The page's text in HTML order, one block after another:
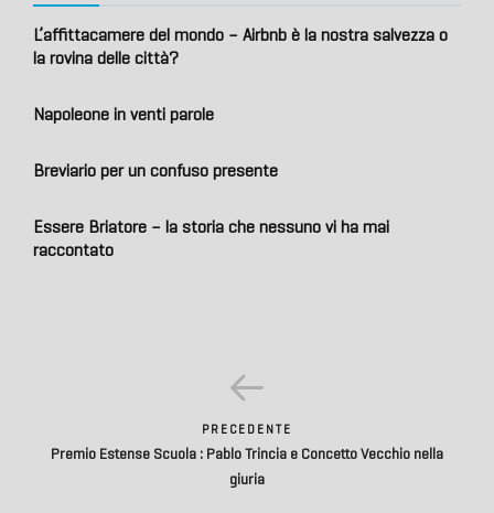
L’affittacamere del mondo – Airbnb è la nostra salvezza o
la rovina delle città?
Napoleone in venti parole
Breviario per un confuso presente
Essere Briatore – la storia che nessuno vi ha mai
raccontato
PRECEDENTE
Premio Estense Scuola : Pablo Trincia e Concetto Vecchio nella
giuria